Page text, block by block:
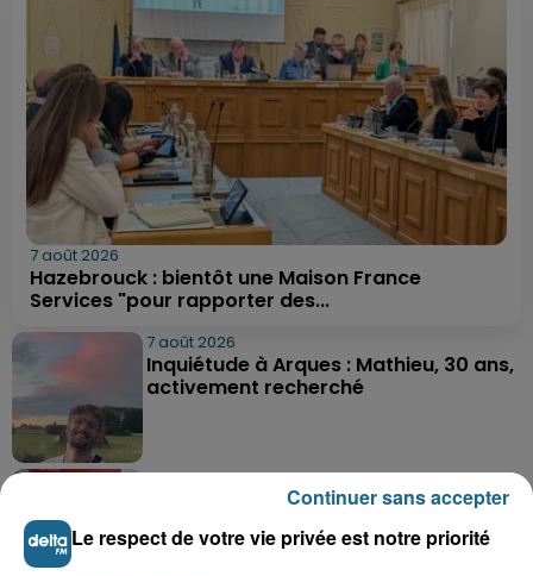
7 août 2026
Hazebrouck : bientôt une Maison France
Services "pour rapporter des...
7 août 2026
Inquiétude à Arques : Mathieu, 30 ans,
activement recherché
7 août 2026
Foot, Boulogne-sur-Mer : Grégory Thil,
un directeur sportif à...
Le respect de votre vie privée est notre priorité
Continuer sans accepter